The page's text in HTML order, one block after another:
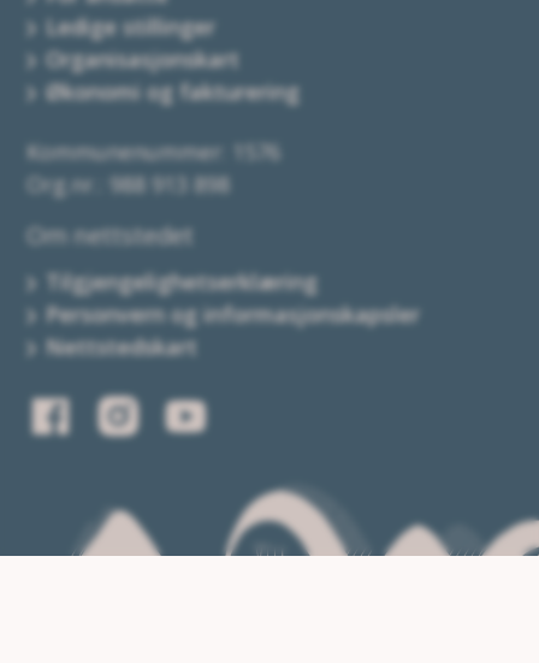
Ledige stillinger
Organisasjonskart
Økonomi og fakturering
Kommunenummer: 1576
Org.nr.: 988 913 898
Om nettstedet
Tilgjengelighetserklæring
Personvern og informasjonskapsler
Nettstedskart